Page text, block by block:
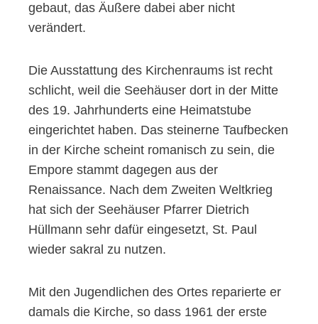
gebaut, das Äußere dabei aber nicht
verändert.
Die Ausstattung des Kirchenraums ist recht
schlicht, weil die Seehäuser dort in der Mitte
des 19. Jahrhunderts eine Heimatstube
eingerichtet haben. Das steinerne Taufbecken
in der Kirche scheint romanisch zu sein, die
Empore stammt dagegen aus der
Renaissance. Nach dem Zweiten Weltkrieg
hat sich der Seehäuser Pfarrer Dietrich
Hüllmann sehr dafür eingesetzt, St. Paul
wieder sakral zu nutzen.
Mit den Jugendlichen des Ortes reparierte er
damals die Kirche, so dass 1961 der erste